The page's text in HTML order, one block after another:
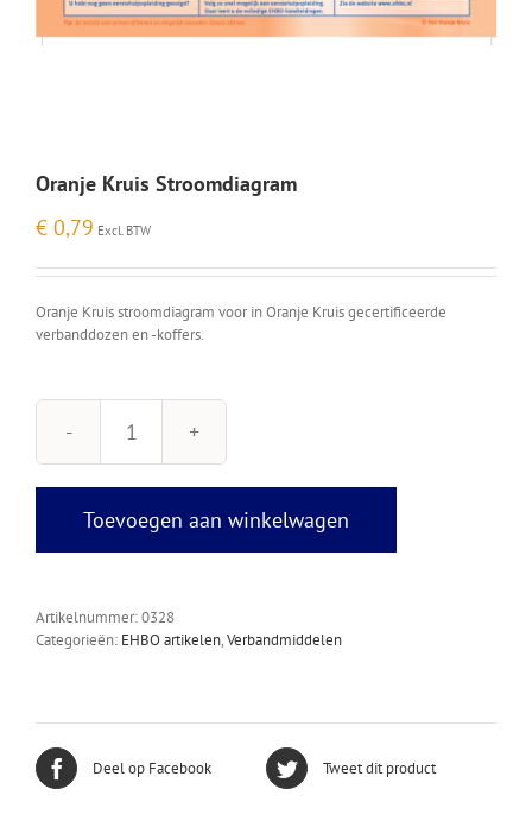
Oranje Kruis Stroomdiagram
€ 0,79 Excl. BTW
Oranje Kruis stroomdiagram voor in Oranje Kruis gecertificeerde
verbanddozen en -koffers.
Oranje
Kruis
Stroomdiagram
Toevoegen aan winkelwagen
Artikelnummer:0328
Categorieën: EHBO artikelen,Verbandmiddelen
Deel op Facebook Tweet dit product